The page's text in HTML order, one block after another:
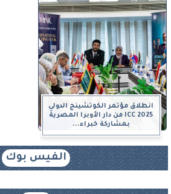
انطلاق مؤتمر الكوتشينج الدولي
ICC 2025 من دار الأوبرا المصرية
بمشاركة خبراء...
الفيس بوك